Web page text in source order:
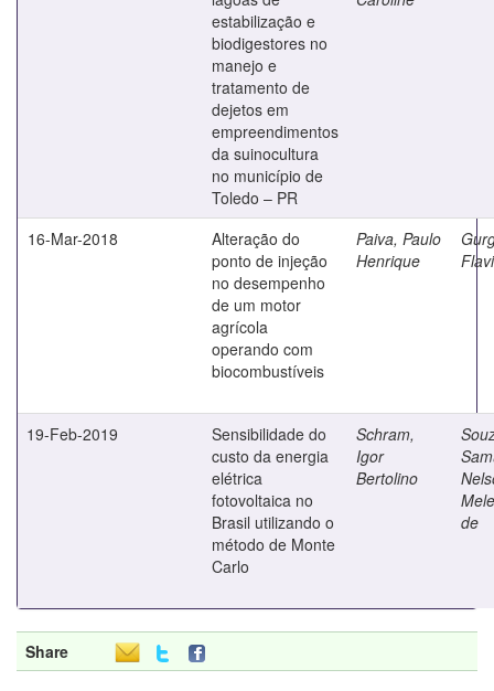
estabilização e
biodigestores no
manejo e
tratamento de
dejetos em
empreendimentos
da suinocultura
no município de
Toledo – PR
16-Mar-2018
Alteração do
ponto de injeção
no desempenho
de um motor
agrícola
operando com
biocombustíveis
Paiva, Paulo
Henrique
19-Feb-2019
Sensibilidade do
custo da energia
elétrica
fotovoltaica no
Brasil utilizando o
método de Monte
Carlo
Schram,
Igor
Bertolino
de
Share